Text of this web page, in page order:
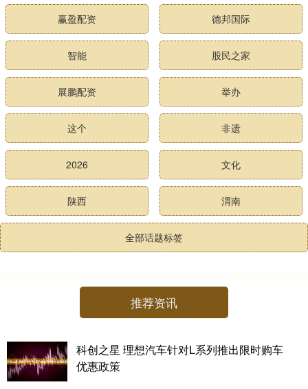
赢盈配资 德邦国际
智能 股民之家
展鹏配资 举办
这个 非遗
2026 文化
陕西 渭南
全部话题标签
推荐资讯
科创之星 理想汽车针对L系列推出限时购车
优惠政策